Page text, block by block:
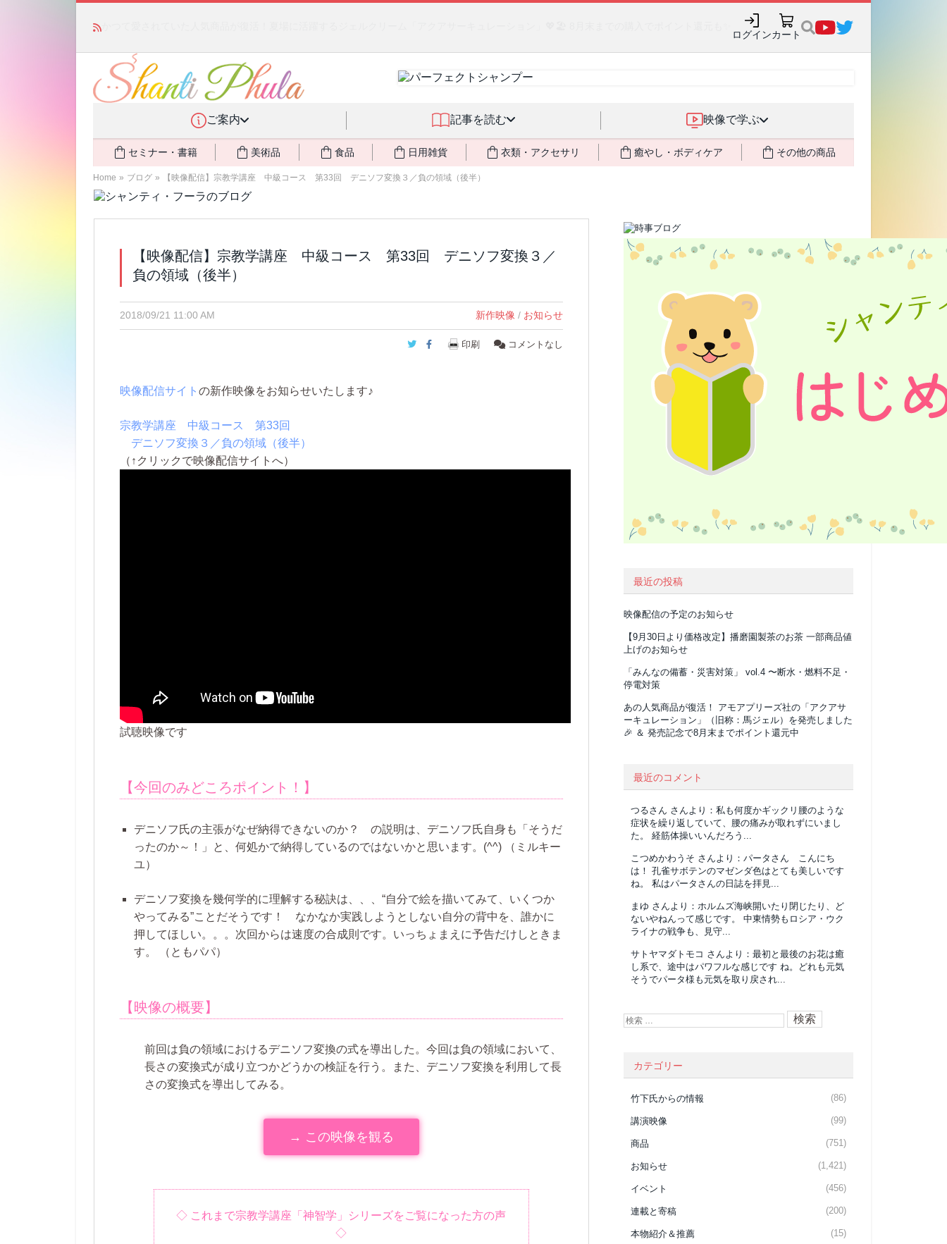
ログインカート
ご案内 記事を読む 映像で学ぶ
セミナー・書籍 美術品 食品 日用雑貨 衣類・アクセサリ 癒やし・ボディケア その他の商品
Home » ブログ » 【映像配信】宗教学講座 中級コース 第33回 デニソフ変換３／負の領域（後半）
【映像配信】宗教学講座 中級コース 第33回 デニソフ変換３／
負の領域（後半）
2018/09/21 11:00 AM 新作映像 / お知らせ
Twitter
Facebook
印刷 コメントなし
映像配信サイト の新作映像をお知らせいたします♪
宗教学講座 中級コース 第33回
デニソフ変換３／負の領域（後半）
（↑クリックで映像配信サイトへ）
試聴映像です
【今回のみどころポイント！】
デニソフ氏の主張がなぜ納得できないのか？ の説明は、デニソフ氏自身も「そうだ
ったのか～！」と、何処かで納得しているのではないかと思います。(^^)
（ミルキー
ユ）
デニソフ変換を幾何学的に理解する秘訣は、、、“自分で絵を描いてみて、いくつか
やってみる”ことだそうです！ なかなか実践しようとしない自分の背中を、誰かに
押してほしい。。。次回からは速度の合成則です。いっちょまえに予告だけしときま
す。
（ともパパ）
【映像の概要】
前回は負の領域におけるデニソフ変換の式を導出した。今回は負の領域において、
長さの変換式が成り立つかどうかの検証を行う。また、デニソフ変換を利用して長
さの変換式を導出してみる。
→ この映像を観る
◇ これまで宗教学講座「神智学」シリーズをご覧になった方の声
◇
最近の投稿
映像配信の予定のお知らせ
【9月30日より価格改定】播磨園製茶のお茶 一部商品値
上げのお知らせ
「みんなの備蓄・災害対策」 vol.4 〜断水・燃料不足・
停電対策
あの人気商品が復活！ アモアプリーズ社の「アクアサ
ーキュレーション」（旧称：馬ジェル）を発売しました
🎉 ＆ 発売記念で8月末までポイント還元中
最近のコメント
つるさん さんより： 私も何度かギックリ腰のような
症状を繰り返していて、腰の痛みが取れずにいまし
た。 経筋体操いいんだろう...
こつめかわうそ さんより： パータさん こんにち
は！ 孔雀サボテンのマゼンダ色はとても美しいです
ね。 私はパータさんの日誌を拝見...
まゆ さんより： ホルムズ海峡開いたり閉じたり、ど
ないやねんって感じです。 中東情勢もロシア・ウク
ライナの戦争も、見守...
サトヤマダトモコ さんより： 最初と最後のお花は癒
し系で、途中はパワフルな感じです ね。どれも元気
そうでパータ様も元気を取り戻され...
カテゴリー
竹下氏からの情報 (86)
講演映像 (99)
商品 (751)
お知らせ (1,421)
イベント (456)
連載と寄稿 (200)
本物紹介＆推薦 (15)